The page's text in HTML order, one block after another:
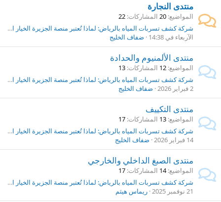
منتدى النجارة
المواضيع 20 المشاركات 22
شركة كشف تسربات المياه بالرياض: لماذا تُعتبر منصة الجزيرة الخيار الأول؟
اﻵربعاء في 14:38
ضفاف الخليج
منتدى الألمنيوم والحدادة
المواضيع 12 المشاركات 13
شركة كشف تسربات المياه بالرياض: لماذا تُعتبر منصة الجزيرة الخيار الأول؟
2 فبراير 2026
ضفاف الخليج
منتدى التكييف
المواضيع 13 المشاركات 17
شركة كشف تسربات المياه بالرياض: لماذا تُعتبر منصة الجزيرة الخيار الأول؟
14 فبراير 2026
ضفاف الخليج
منتدى الصبغ الداخلي والخارجي
المواضيع 14 المشاركات 17
شركة كشف تسربات المياه بالرياض: لماذا تُعتبر منصة الجزيرة الخيار الأول؟
21 نوفمبر 2025
ريماس هيثم